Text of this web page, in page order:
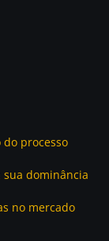
do processo
sua dominância
no mercado